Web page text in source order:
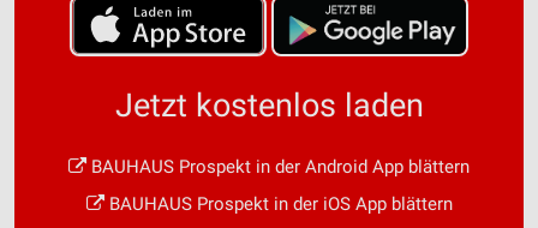
Jetzt kostenlos laden
BAUHAUS Prospekt in der Android App blättern
BAUHAUS Prospekt in der iOS App blättern